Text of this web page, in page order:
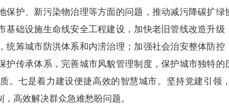
保护、新污染物治理等方面的问题，推动减污降碳扩
基础设施生命线安全工程建设，加快老旧管线改造升
统筹城市防洪体系和内涝治理；加强社会治安整体防
护传承体系，完善城市风貌管理制度，保护城市独特
。七是着力建设便捷高效的智慧城市。坚持党建引领
高效解决群众急难愁盼问题。